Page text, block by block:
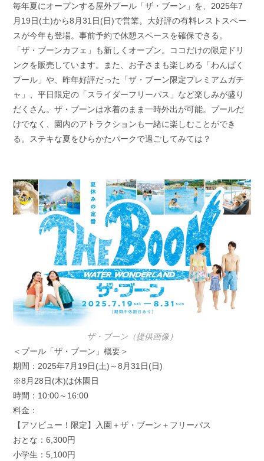
毎年夏にオープンする屋外プール「ザ・ブーン」を、2025年7
月19日(土)から8月31日(日)で営業。大好評の有料レストスペー
スが今年も登場。事前予約で休憩スペースを確保できる。
「ザ・ブーンカフェ」も新しくオープン。ココだけの限定ドリ
ンクを販売しています。また、お子さまも楽しめる「わんぱく
プール」や、昨年好評だった「ザ・ブーン限定プレミアムガチ
ャ」、平日限定の「スライダーフリーパス」など楽しみが盛り
だくさん。ザ・ブーンは水着のまま一時外出が可能。プールだ
けでなく、園内のアトラクションも一緒に楽しむことができ
る。ステキな夏をひらかたパークで過ごしてみては？
ザ・ブーン（提供画像）
＜プール「ザ・ブーン」概要＞
期間：2025年7月19日(土)～8月31日(日)
※8月28日(木)は休園日
時間：10:00～16:00
料金：
【アソビュー！限定】入園＋ザ・ブーン＋フリーパス
おとな：6,300円
小学生：5,100円